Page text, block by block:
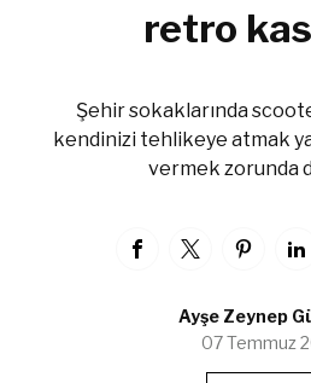
retro
Şehir sokaklarında
kendinizi tehlikeye atmak
vermek zorunda
Ayşe Zeynep
07 Temmuz